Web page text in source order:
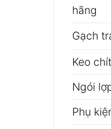
hãng
Gạch
Keo
Ngói
Phụ
lượng